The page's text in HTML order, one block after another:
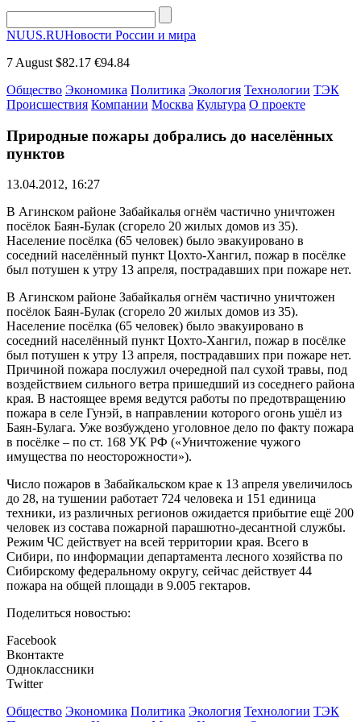
NUUS.RUНовости России и мира
7 August $82.17 €94.84
Общество Экономика Политика Экология Технологии ТЭК
Происшествия Компании Москва Культура О проекте
Природные пожары добрались до населённых
пунктов
13.04.2012, 16:27
В Агинском районе Забайкалья огнём частично уничтожен
посёлок Баян-Булак (сгорело 20 жилых домов из 35).
Население посёлка (65 человек) было эвакуировано в
соседний населённый пункт Цохто-Хангил, пожар в посёлке
был потушен к утру 13 апреля, пострадавших при пожаре нет.
В Агинском районе Забайкалья огнём частично уничтожен
посёлок Баян-Булак (сгорело 20 жилых домов из 35).
Население посёлка (65 человек) было эвакуировано в
соседний населённый пункт Цохто-Хангил, пожар в посёлке
был потушен к утру 13 апреля, пострадавших при пожаре нет.
Причиной пожара послужил очередной пал сухой травы, под
воздействием сильного ветра пришедший из соседнего района
края. В настоящее время ведутся работы по предотвращению
пожара в селе Гунэй, в направлении которого огонь ушёл из
Баян-Булага. Уже возбуждено уголовное дело по факту пожара
в посёлке – по ст. 168 УК РФ («Уничтожение чужого
имущества по неосторожности»).
Число пожаров в Забайкальском крае к 13 апреля увеличилось
до 28, на тушении работает 724 человека и 151 единица
техники, из различных регионов ожидается прибытие ещё 200
человек из состава пожарной парашютно-десантной службы.
Режим ЧС действует на всей территории края. Всего в
Сибири, по информации департамента лесного хозяйства по
Сибирскому федеральному округу, сейчас действует 44
пожара на общей площади в 9.005 гектаров.
Поделиться новостью:
Facebook
Вконтакте
Одноклассники
Twitter
Общество Экономика Политика Экология Технологии ТЭК